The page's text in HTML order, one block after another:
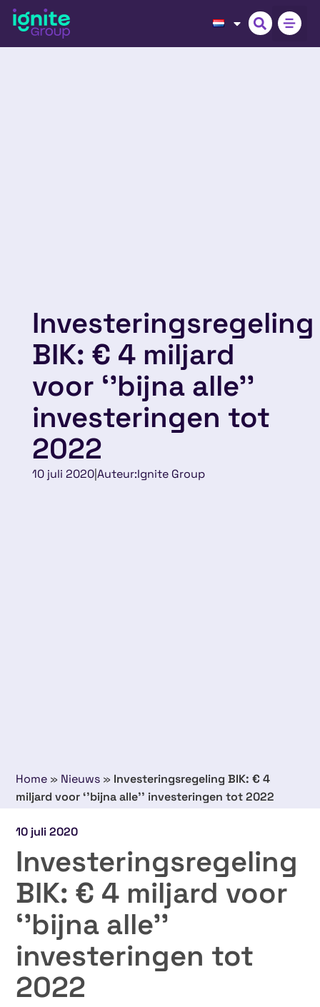
Investeringsregeling
BIK: € 4 miljard
voor ‘’bijna alle’’
investeringen tot
2022
10 juli 2020|Auteur:Ignite Group
Home » Nieuws » Investeringsregeling BIK: € 4
miljard voor ‘’bijna alle’’ investeringen tot 2022
10 juli 2020
Investeringsregeling
BIK: € 4 miljard voor
‘’bijna alle’’
investeringen tot
2022